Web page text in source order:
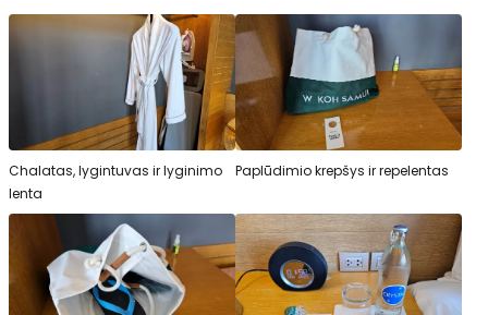
Chalatas, lygintuvas ir lyginimo
lenta
Paplūdimio krepšys ir repelentas